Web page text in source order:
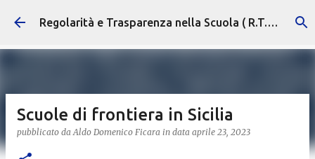
Passa ai contenuti principali Regolarità e Trasparenza nella Scuola ( R.T.S. )
Scuole di frontiera in Sicilia
pubblicato daAldo Domenico Ficara in data aprile 23, 2023